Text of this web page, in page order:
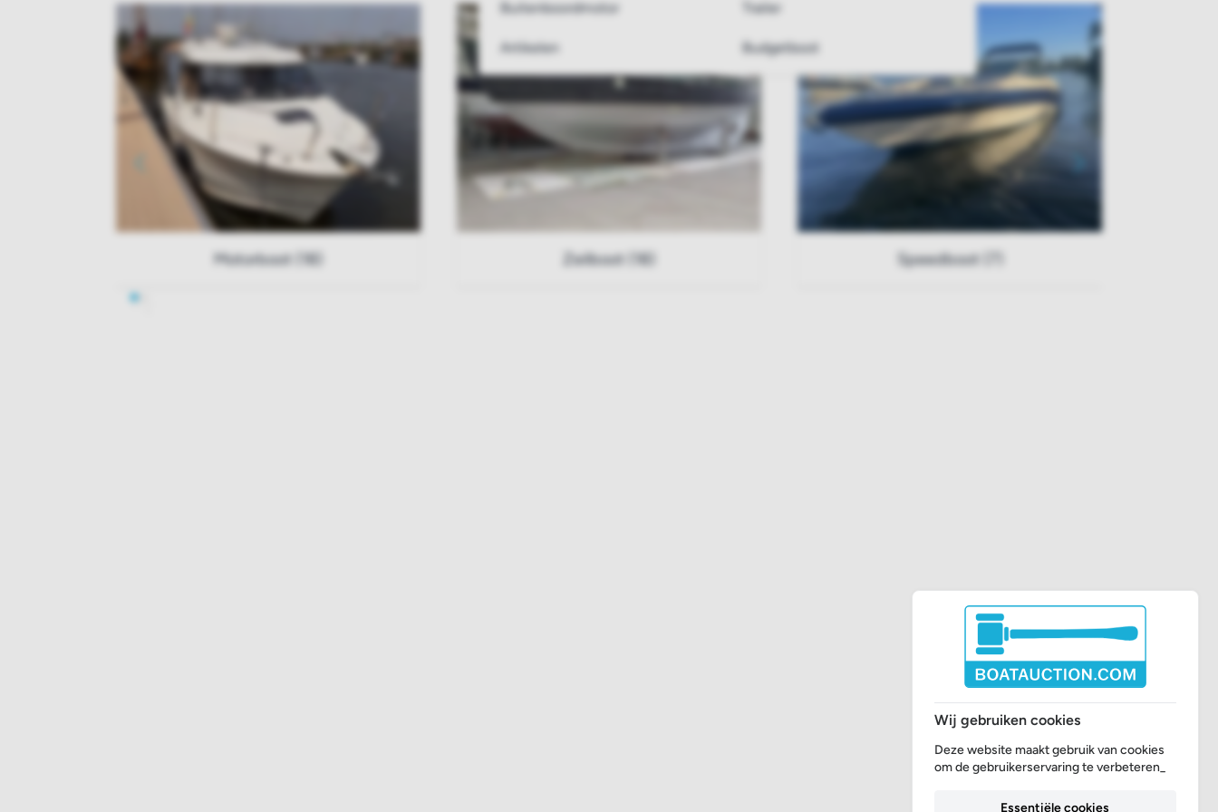
Buitenboordmotor Trailer
Artikelen Budgetboot
Motorboot (18) Zeilboot (18) Speedboot (7)
Wij gebruiken cookies
Deze website maakt gebruik van cookies
om de gebruikerservaring te verbeteren_
Essentiële cookies